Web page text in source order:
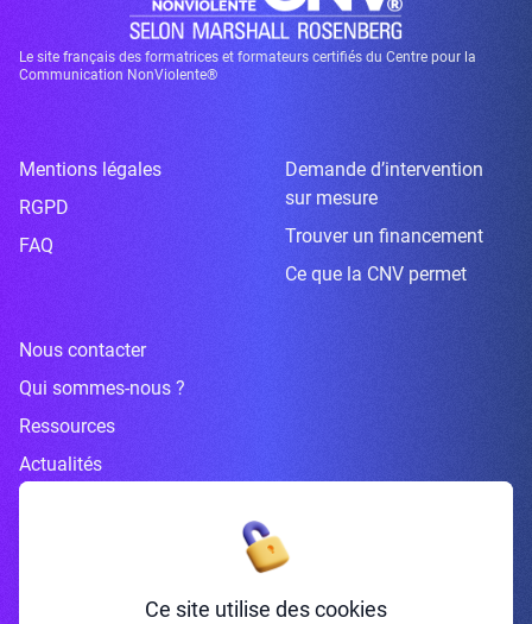
Le site français des formatrices et formateurs certifiés du Centre pour la
Communication NonViolente®
Mentions légales
RGPD
FAQ
Demande d’intervention
sur mesure
Trouver un financement
Ce que la CNV permet
Nous contacter
Qui sommes-nous ?
Ressources
Actualités
Inscrivez-vous à la newsletter
Ce site utilise des cookies